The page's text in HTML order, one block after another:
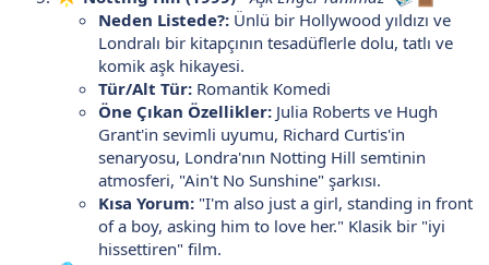
Neden Listede?: Ünlü bir Hollywood yıldızı ve
Londralı bir kitapçının tesadüflerle dolu, tatlı ve
komik aşk hikayesi.
Tür/Alt Tür: Romantik Komedi
Öne Çıkan Özellikler: Julia Roberts ve Hugh
Grant'in sevimli uyumu, Richard Curtis'in
senaryosu, Londra'nın Notting Hill semtinin
atmosferi, "Ain't No Sunshine" şarkısı.
Kısa Yorum: "I'm also just a girl, standing in front
of a boy, asking him to love her." Klasik bir "iyi
hissettiren" film.